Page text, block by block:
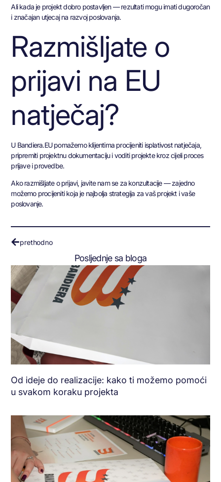
Ali kada je projekt dobro postavljen — rezultati mogu imati dugoročan
i značajan utjecaj na razvoj poslovanja.
Razmišljate o
prijavi na EU
natječaj?
U Bandiera.EU pomažemo klijentima procijeniti isplativost natječaja,
pripremiti projektnu dokumentaciju i voditi projekte kroz cijeli proces
prijave i provedbe.
Ako razmišljate o prijavi, javite nam se za konzultacije — zajedno
možemo procijeniti koja je najbolja strategija za vaš projekt i vaše
poslovanje.
prethodno
Posljednje sa bloga
Od ideje do realizacije: kako ti možemo pomoći
u svakom koraku projekta